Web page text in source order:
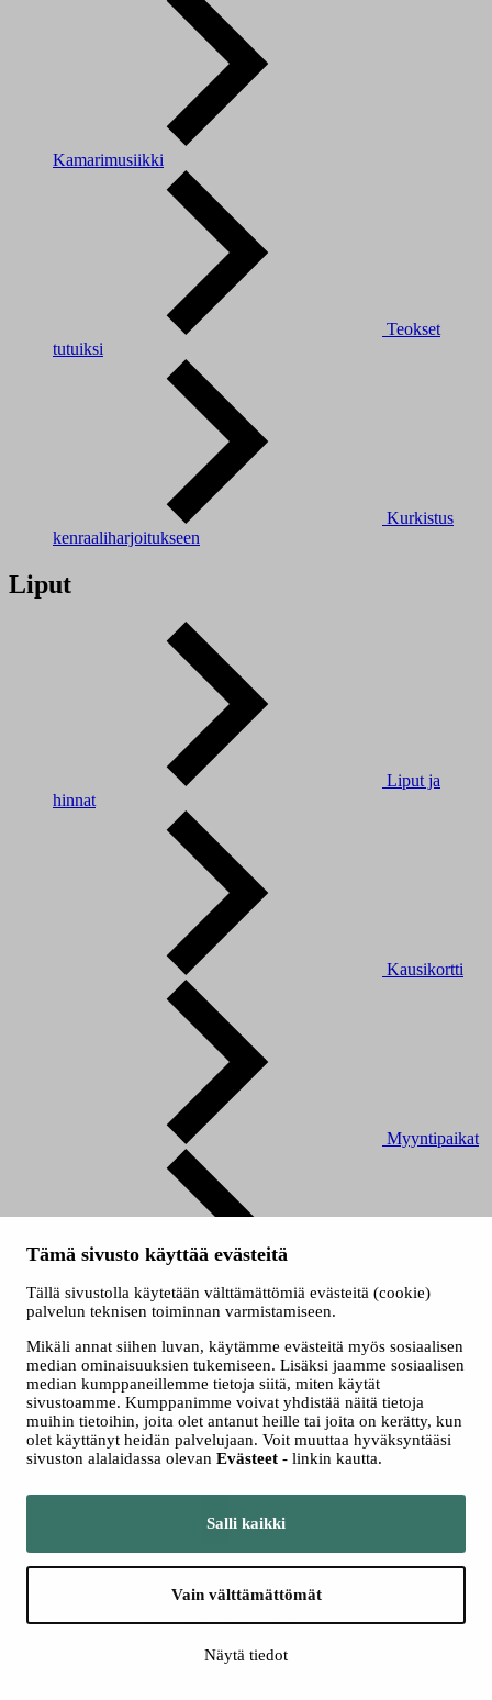
Tämä sivusto käyttää evästeitä
Tällä sivustolla käytetään välttämättömiä evästeitä (cookie)
palvelun teknisen toiminnan varmistamiseen.
Mikäli annat siihen luvan, käytämme evästeitä myös sosiaalisen
median ominaisuuksien tukemiseen. Lisäksi jaamme sosiaalisen
median kumppaneillemme tietoja siitä, miten käytät
sivustoamme. Kumppanimme voivat yhdistää näitä tietoja
muihin tietoihin, joita olet antanut heille tai joita on kerätty, kun
olet käyttänyt heidän palvelujaan. Voit muuttaa hyväksyntääsi
sivuston alalaidassa olevan Evästeet - linkin kautta.
Salli kaikki
Vain välttämättömät
Näytä tiedot
Kamarimusiikki
Teokset
tutuiksi
Kurkistus
kenraaliharjoitukseen
Liput
Liput ja
hinnat
Kausikortti
Myyntipaikat
Ryhmät
Seuraa meitä somessa
Facebook